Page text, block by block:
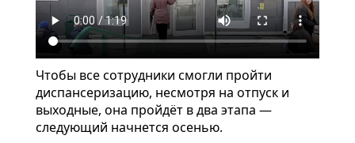
Чтобы все сотрудники смогли пройти
диспансеризацию, несмотря на отпуск и
выходные, она пройдёт в два этапа —
следующий начнется осенью.